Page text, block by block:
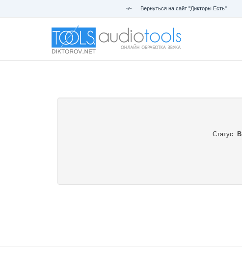
Вернуться на сайт "Дикторы Есть"
Статус: